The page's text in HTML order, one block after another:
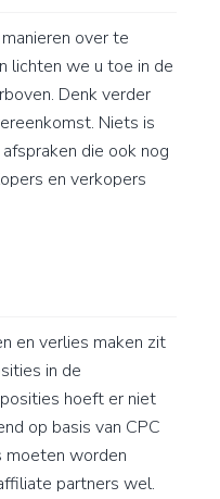
over te
lichten we u toe in de
Denk verder
Niets is
die ook nog
en verkopers
plezier met het
en verlies maken zit
in de
hoeft er niet
op basis van CPC
moeten worden
partners wel.